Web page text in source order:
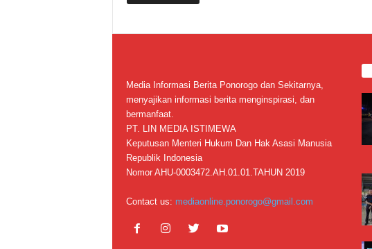
Media Informasi Berita Ponorogo dan Sekitarnya,
menyajikan informasi berita menginspirasi, dan
bermanfaat.
PT. LIN MEDIA ISTIMEWA
Keputusan Menteri Hukum Dan Hak Asasi Manusia
Republik Indonesia
Nomor AHU-0003472.AH.01.01.TAHUN 2019
Contact us: mediaonline.ponorogo@gmail.com